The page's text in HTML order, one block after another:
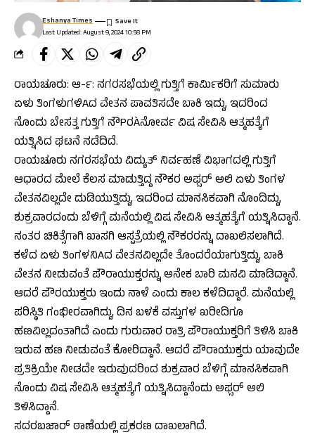
Last Updated: August 9, 2024 10:58 PM
Eshanya Times
ರಾಯಚೂರು: ಆ-೯: ನಗರಸಭೆಯಲ್ಲಿ ಗುತ್ತಿಗೆ ಕಾರ್ಮಿಕರಿಗೆ ಸುಮಾರು
ಏಳು ತಿಂಗಳುಗಳಿAದ ವೇತನ ಪಾವತಿಸದೇ ಬಾಕಿ ಇದ್ದು, ಇದರಿಂದ
ನೊಂದು ಬೇಸತ್ತ ಗುತ್ತಿಗೆ ನೌPರÀನೋರ್ವ ವಿಷ ಸೇವಿಸಿ ಆತ್ಮಹತ್ಯೆಗೆ
ಯತ್ನಿಸಿದ ಘಟನೆ ನಡೆದಿದೆ.
ರಾಯಚೂರು ನಗರಸಭೆಯ ವಿದ್ಯುತ್ ನಿರ್ವಹಣೆ ವಿಭಾಗದಲ್ಲಿ ಗುತ್ತಿಗೆ
ಆಧಾರದ ಮೇಲೆ ಕೆಲಸ ಮಾಡುತ್ತಿದ್ದ ನೌಕರ ಅಫ್ಸರ್ ಅಲಿ ಏಳು ತಿಂಗಳ
ವೇತನವಿಲ್ಲದೇ ದುಡಿಯುತ್ತಿದ್ದು, ಇದರಿಂದ ಮಾನಸಿಕವಾಗಿ ನೊಂದಿದ್ದು,
ಶುಕ್ರವಾರದಂದು ಬೆಳಿಗ್ಗೆ ಮನೆಯಲ್ಲಿ ವಿಷ ಸೇವಿಸಿ ಆತ್ಮಹತ್ಯೆಗೆ ಯತ್ನಿಸಿದ್ದಾನೆ.
ನಂತರ ಚಿಕಿತ್ಸೆಗಾಗಿ ಖಾಸಗಿ ಆಸ್ಪತ್ರೆಯಲ್ಲಿ ನೌಕರರನ್ನು ದಾಖಲಿಸಲಾಗಿದೆ.
ಕಳೆದ ಏಳು ತಿಂಗಳನಿAದ ವೇತನವಿಲ್ಲದೇ ತೊಂದರೆಯಾಗುತ್ತಿದ್ದು, ಬಾಕಿ
ವೇತನ ನೀಡುವಂತೆ ಪೌರಾಯುಕ್ತರನ್ನು ಅನೇಕ ಬಾರಿ ಮನವಿ ಮಾಡಿದ್ದಾನೆ.
ಆದರೆ ಪೌರಯುಕ್ತರು ಇಂದು ನಾಳೆ ಎಂದು ಕಾಲ ಕಳೆದಿದ್ದಾರೆ. ಮನೆಯಲ್ಲಿ
ಪರಿಸ್ಥಿತಿ ಗಂಭೀರವಾಗಿದ್ದು, ದಿನ ಬಳಕೆ ವಸ್ತುಗಳ ಖರೀದಿಗೂ
ಹಣವಿಲ್ಲದಂತಾಗಿದೆ ಎಂದು ಗುರುವಾರ ರಾತ್ರಿ ಪೌರಾಯುಕ್ತರಿಗೆ ತಿಳಿಸಿ ಬಾಕಿ
ಇರುವ ಹಣ ನೀಡುವಂತೆ ಕೋರಿದ್ದಾನೆ. ಆದರೆ ಪೌರಾಯುಕ್ತರು ಯಾವುದೇ
ಪ್ರತಿಕ್ರಿಯೇ ನೀಡದೇ ಇರುವುದರಿಂದ ಶುಕ್ರವಾರ ಬೆಳಿಗ್ಗೆ ಮಾನಸಿಕವಾಗಿ
ನೊಂದು ವಿಷ ಸೇವಿಸಿ ಆತ್ಮಹತ್ಯೆಗೆ ಯತ್ನಿಸಿದ್ದಾನೆಂದು ಅಫ್ಸರ್ ಅಲಿ
ತಿಳಿಸಿದ್ದಾನೆ.
ಸದರಬಜಾರ್ ಠಾಣೆಯಲ್ಲಿ ಪ್ರಕರಣ ದಾಖಲಾಗಿದೆ.